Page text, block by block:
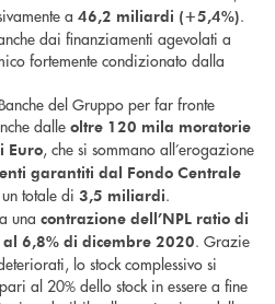
a 46,2 miliardi (+5,4%).
dai finanziamenti agevolati a
fortemente condizionato dalla
del Gruppo per far fronte
dalle oltre 120 mila moratorie
Euro, che si sommano all’erogazione
garantiti dal Fondo Centrale
totale di 3,5 miliardi.
una contrazione dell’NPL ratio di
6,8% di dicembre 2020. Grazie
lo stock complessivo si
al 20% dello stock in essere a fine